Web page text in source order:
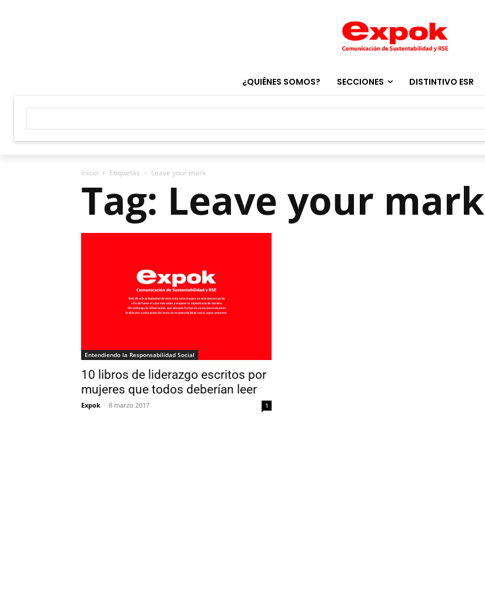
¿QUIÉNES SOMOS? SECCIONES DISTINTIVO ESR
Inicio Etiquetas Leave your mark
Tag: Leave your mark
Entendiendo la Responsabilidad Social
10 libros de liderazgo escritos por
mujeres que todos deberían leer
Expok - 8 marzo 2017 1